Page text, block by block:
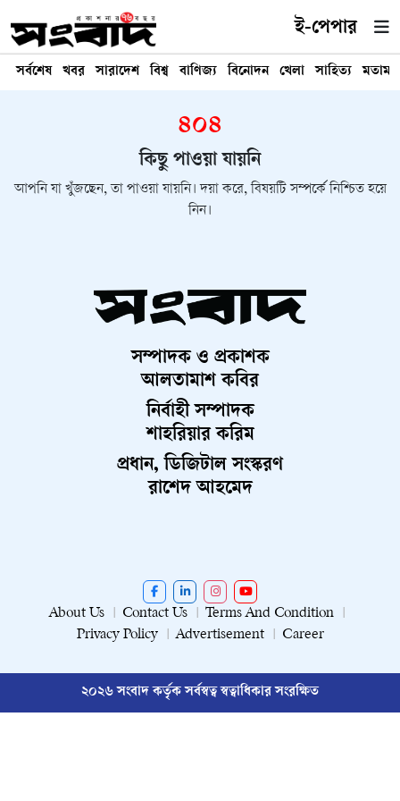
ই-পেপার
সর্বশেষ খবর সারাদেশ বিশ্ব বাণিজ্য বিনোদন খেলা সাহিত্য মতামত
৪০৪
কিছু পাওয়া যায়নি
আপনি যা খুঁজছেন, তা পাওয়া যায়নি। দয়া করে, বিষয়টি সম্পর্কে নিশ্চিত হয়ে
নিন।
সম্পাদক ও প্রকাশক
আলতামাশ কবির
নির্বাহী সম্পাদক
শাহরিয়ার করিম
প্রধান, ডিজিটাল সংস্করণ
রাশেদ আহমেদ
About Us Contact Us
Terms And Condition
Privacy Policy
Advertisement Career
২০২৬ সংবাদ কর্তৃক সর্বস্বত্ব স্বত্বাধিকার সংরক্ষিত